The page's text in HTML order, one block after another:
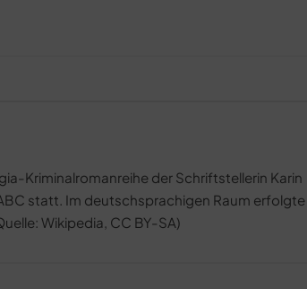
Kriminalromanreihe der Schriftstellerin Karin
statt. Im deutschsprachigen Raum erfolgte
Wikipedia, CC BY-SA)